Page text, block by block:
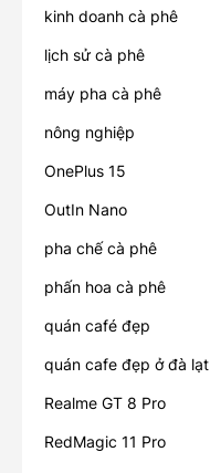
kinh doanh cà phê
lịch sử cà phê
máy pha cà phê
nông nghiệp
OnePlus 15
OutIn Nano
pha chế cà phê
phấn hoa cà phê
quán café đẹp
quán cafe đẹp ở đà lạt
Realme GT 8 Pro
RedMagic 11 Pro